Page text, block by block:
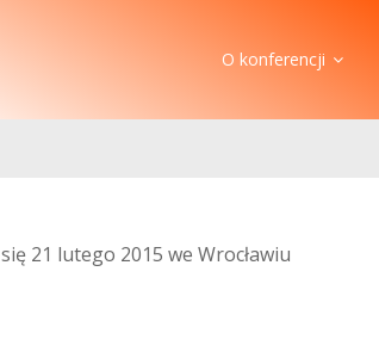
O konferencji
21 lutego 2015 we Wrocławiu